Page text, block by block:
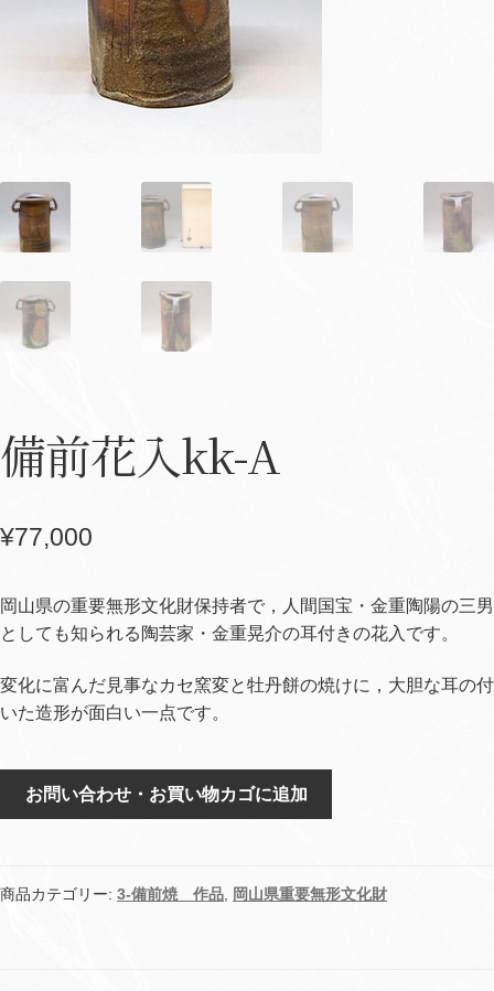
備前花入kk-A
¥77,000
岡山県の重要無形文化財保持者で，人間国宝・金重陶陽の三男
としても知られる陶芸家・金重晃介の耳付きの花入です。
変化に富んだ見事なカセ窯変と牡丹餅の焼けに，大胆な耳の付
いた造形が面白い一点です。
kk-
お問い合わせ・お買い物カゴに追加
商品カテゴリー: 3-備前焼 作品 岡山県重要無形文化財